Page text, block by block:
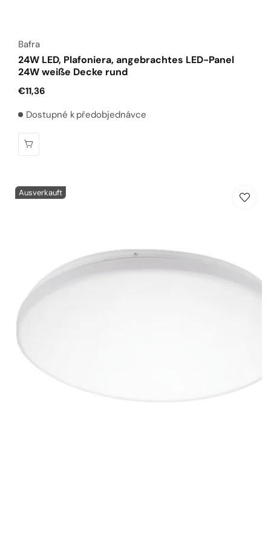
Bafra
24W LED, Plafoniera, angebrachtes LED-Panel
24W weiße Decke rund
Normaler
€11,36
Dostupné k předobjednávce
Ausverkauft